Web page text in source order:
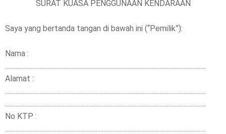
SURAT KUASA PENGGUNAAN KENDARAAN
Saya yang bertanda tangan di bawah ini (“Pemilik”):
Nama :
.....................................................................................................................................
Alamat :
.....................................................................................................................................
.....................................................................................................................................
No KTP :
.....................................................................................................................................